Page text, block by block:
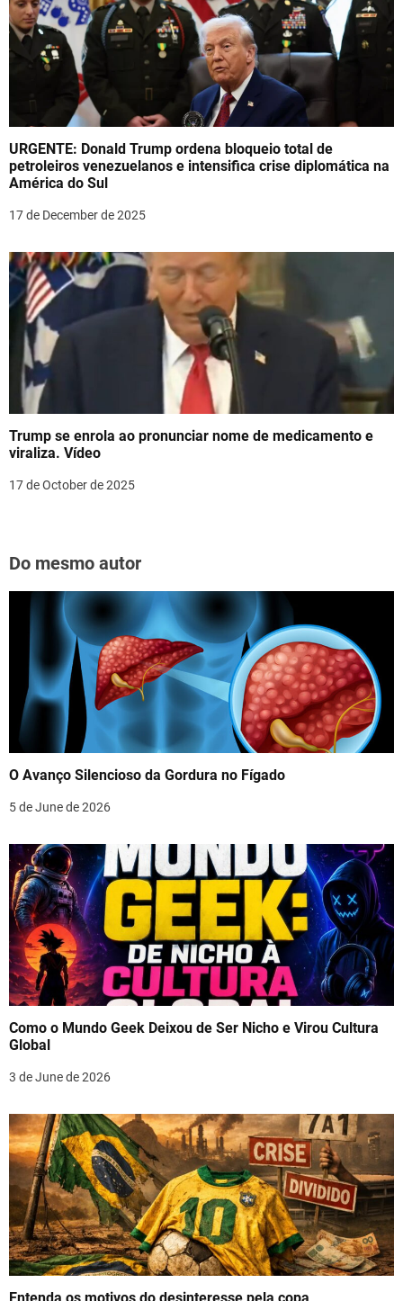
URGENTE: Donald Trump ordena bloqueio total de
petroleiros venezuelanos e intensifica crise diplomática na
América do Sul
17 de December de 2025
Trump se enrola ao pronunciar nome de medicamento e
viraliza. Vídeo
17 de October de 2025
Do mesmo autor
O Avanço Silencioso da Gordura no Fígado
5 de June de 2026
Como o Mundo Geek Deixou de Ser Nicho e Virou Cultura
Global
3 de June de 2026